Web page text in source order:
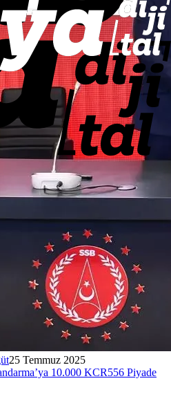
25 Temmuz 2025
10.000 KCR556 Piyade